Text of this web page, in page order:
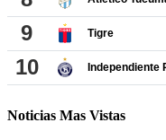
Noticias Mas Vistas